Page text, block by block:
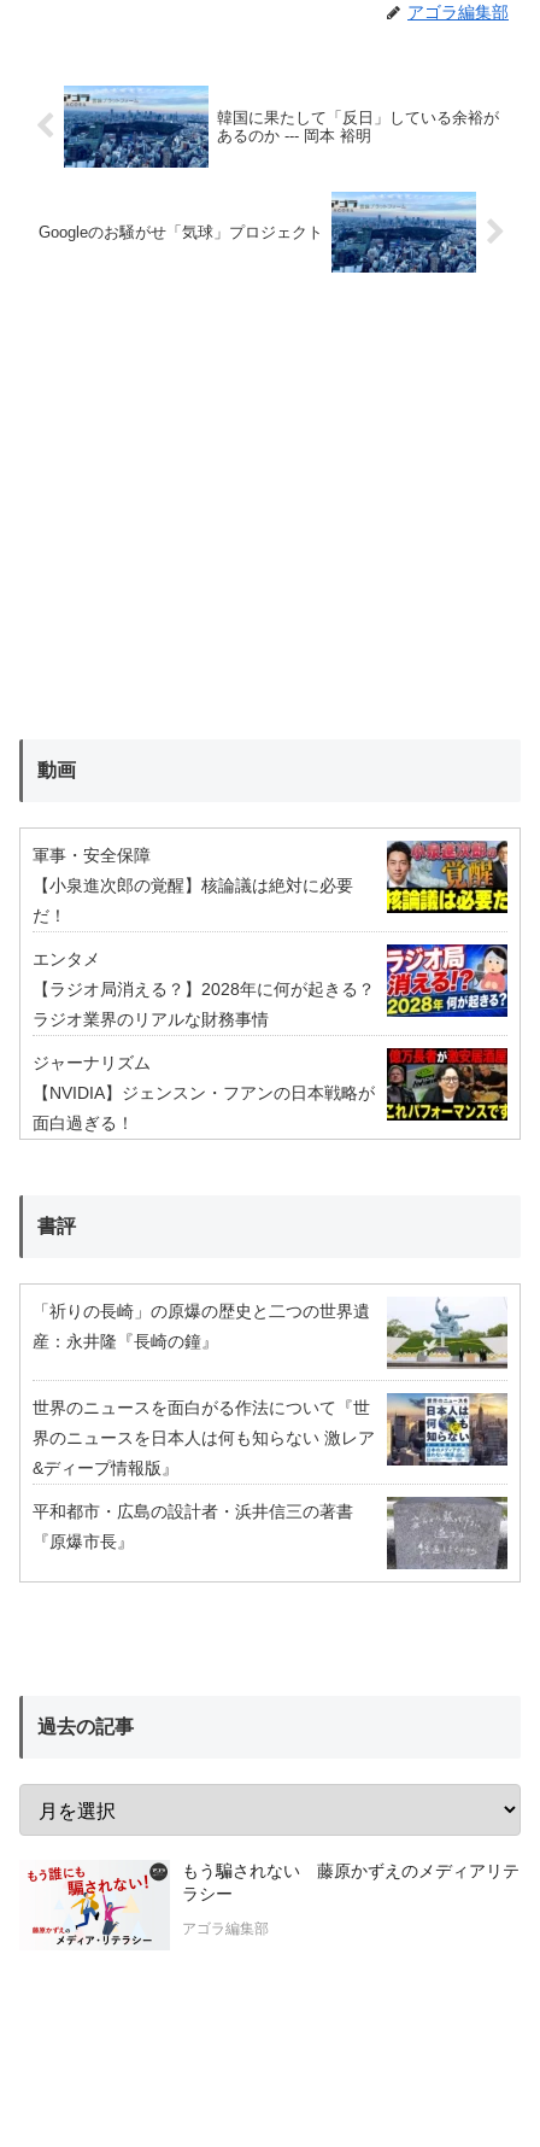
アゴラ編集部
韓国に果たして「反日」している余裕が
あるのか --- 岡本 裕明
Googleのお騒がせ「気球」プロジェクト
動画
軍事・安全保障
【小泉進次郎の覚醒】核論議は絶対に必要
だ！
エンタメ
【ラジオ局消える？】2028年に何が起きる？
ラジオ業界のリアルな財務事情
ジャーナリズム
【NVIDIA】ジェンスン・フアンの日本戦略が
面白過ぎる！
書評
「祈りの長崎」の原爆の歴史と二つの世界遺
産：永井隆『長崎の鐘』
世界のニュースを面白がる作法について『世
界のニュースを日本人は何も知らない 激レア
&ディープ情報版』
平和都市・広島の設計者・浜井信三の著書
『原爆市長』
過去の記事
もう騙されない 藤原かずえのメディアリテ
ラシー
アゴラ編集部